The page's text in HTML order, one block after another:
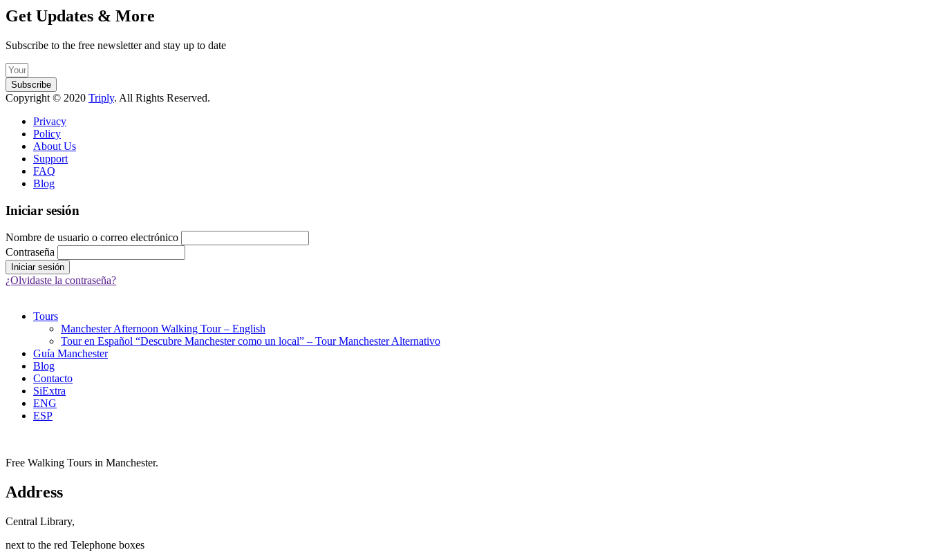
Get Updates & More
Subscribe to the free newsletter and stay up to date
Subscribe
Copyright © 2020 Triply. All Rights Reserved.
Privacy
Policy
About Us
Support
FAQ
Blog
Iniciar sesión
Nombre de usuario o correo electrónico
Contraseña
¿Olvidaste la contraseña?
Tours
Manchester Afternoon Walking Tour – English
Tour en Español “Descubre Manchester como un local” – Tour Manchester Alternativo
Guía Manchester
Blog
Contacto
SiExtra
ENG
ESP
Free Walking Tours in Manchester.
Address
Central Library,
next to the red Telephone boxes